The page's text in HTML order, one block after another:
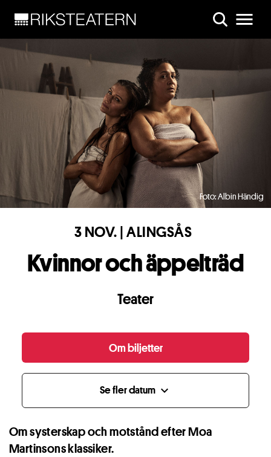
Foto: Albin Händig
3 NOV. | ALINGSÅS
Kvinnor och äppelträd
Teater
Om biljetter
Se fler datum expand_more
Om systerskap och motstånd efter Moa
Martinsons klassiker.